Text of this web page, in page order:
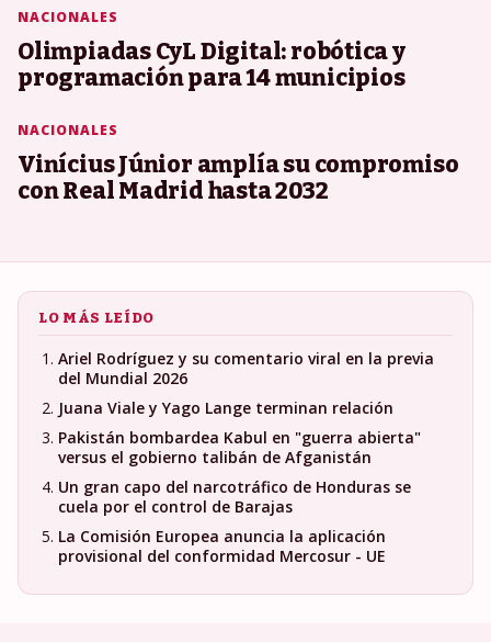
NACIONALES
Olimpiadas CyL Digital: robótica y
programación para 14 municipios
NACIONALES
Vinícius Júnior amplía su compromiso
con Real Madrid hasta 2032
LO MÁS LEÍDO
Ariel Rodríguez y su comentario viral en la previa
del Mundial 2026
Juana Viale y Yago Lange terminan relación
Pakistán bombardea Kabul en "guerra abierta"
versus el gobierno talibán de Afganistán
Un gran capo del narcotráfico de Honduras se
cuela por el control de Barajas
La Comisión Europea anuncia la aplicación
provisional del conformidad Mercosur - UE